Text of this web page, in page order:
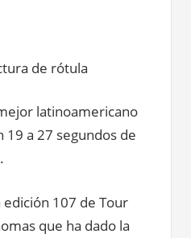
de rótula
latinoamericano
19 a 27 segundos de
107 de Tour
que ha dado la